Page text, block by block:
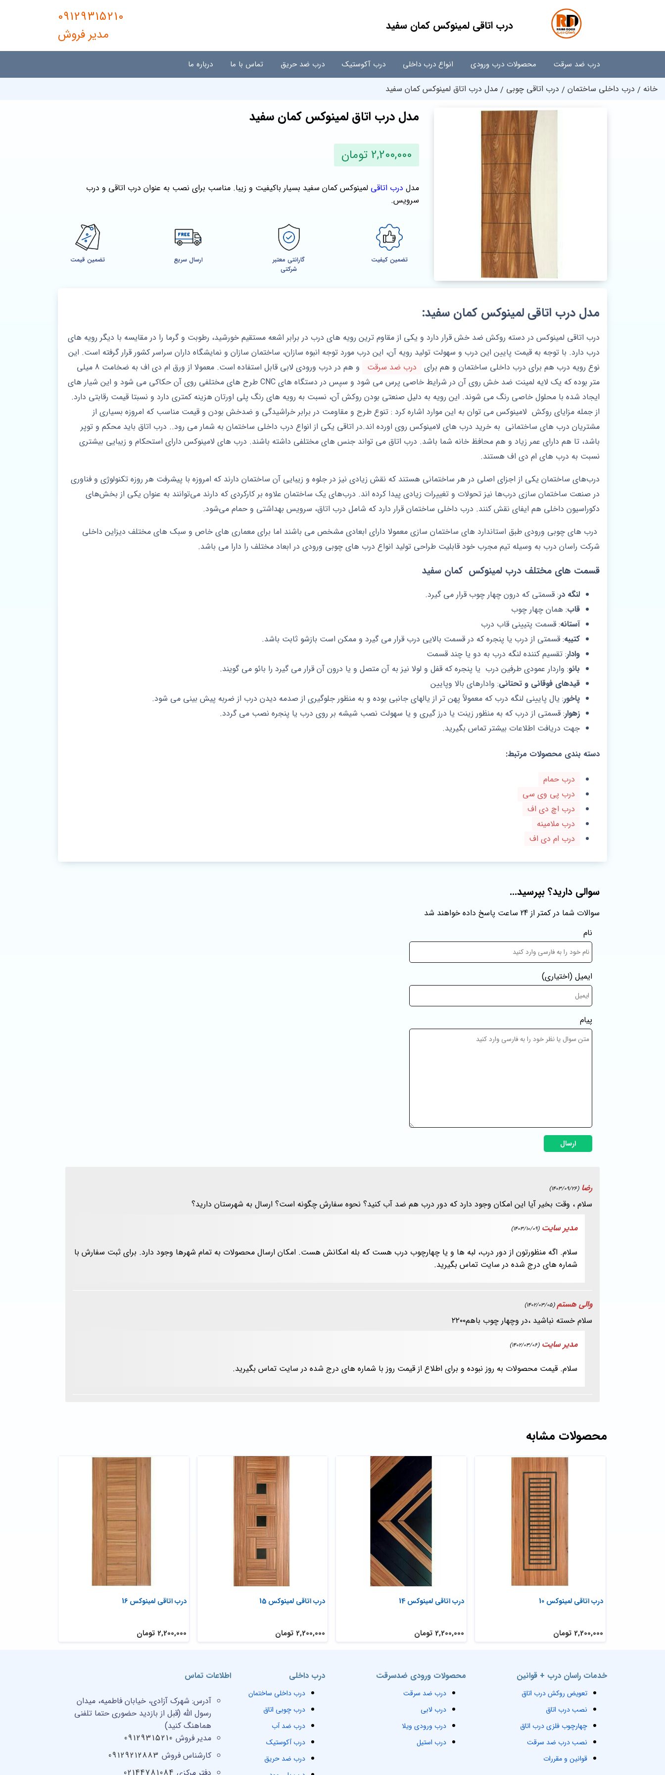
درب اتاقی لمینوکس کمان سفید
09129315210
مدیر فروش
درب ضد سرقت محصولات درب ورودی انواع درب داخلی درب آکوستیک درب ضد حریق تماس با ما درباره ما
خانه درب داخلی ساختمان درب اتاقی چوبی مدل درب اتاق لمینوکس کمان سفید
مدل درب اتاق لمینوکس کمان سفید
2,200,000 تومان
مدل درب اتاقی لمینوکس کمان سفید بسیار باکیفیت و زیبا. مناسب برای نصب به عنوان درب اتاقی و درب
سرویس.
تضمین کیفیت
گارانتی معتبر
شرکتی
ارسال سریع تضمین قیمت
مدل درب اتاقی لمینوکس کمان سفید:
درب اتاقی لمینوکس در دسته روکش ضد خش قرار دارد و یکی از مقاوم ترین رویه های درب در برابر اشعه مستقیم خورشید، رطوبت و گرما را در مقایسه با دیگر رویه های
درب دارد. با توجه به قیمت پایین این درب و سهولت تولید رویه آن، این درب مورد توجه انبوه سازان، ساختمان سازان و نمایشگاه داران سراسر کشور قرار گرفته است. این
نوع رویه درب هم برای درب داخلی ساختمان و هم برای
درب ضد سرقت
و هم در درب ورودی لابی قابل استفاده است. معمولا از ورق ام دی اف به ضخامت 8 میلی
متر بوده که یک لایه لمینت ضد خش روی آن در شرایط خاصی پرس می شود و سپس در دستگاه های CNC طرح های مختلفی روی آن حکاکی می شود و این شیار های
ایجاد شده با محلول خاصی رنگ می شوند. این رویه به دلیل صنعتی بودن روکش آن، نسبت به رویه های رنگ پلی اورتان هزینه کمتری دارد و نسبتا قیمت رقابتی دارد.
از جمله مزایای روکش لامینوکس می توان به این موارد اشاره کرد : تنوع طرح و مقاومت در برابر خراشیدگی و ضدخش بودن و قیمت مناسب که امروزه بسیاری از
مشتریان درب های ساختمانی به خرید درب های لامینوکس روی اورده اند.در اتاقی یکی از انواع درب داخلی ساختمان به شمار می رود.. درب اتاق باید محکم و توپر
باشد، تا هم دارای عمر زیاد و هم محافظ خانه شما باشد. درب اتاق می تواند جنس های مختلفی داشته باشند. درب های لامینوکس دارای استحکام و زیبایی بیشتری
نسبت به درب های ام دی اف هستند.
درب‌های ساختمان یکی از اجزای اصلی در هر ساختمانی هستند که نقش زیادی نیز در جلوه و زیبایی آن ساختمان دارند که امروزه با پیشرفت هر روزه تکنولوژی و فناوری
در صنعت ساختمان سازی درب‌ها نیز تحولات و تغییرات زیادی پیدا کرده اند. درب‌های یک ساختمان علاوه بر کارکردی که دارند می‌توانند به عنوان یکی از بخش‌های
دکوراسیون داخلی هم ایفای نقش کنند. درب داخلی ساختمان قرار دارد که شامل درب اتاق، سرویس بهداشتی و حمام می‌شود.
درب های چوبی ورودی طبق استاندارد های ساختمان سازی معمولا دارای ابعادی مشخص می باشند اما برای معماری های خاص و سبک های مختلف دیزاین داخلی
شرکت راسان درب به وسیله تیم مجرب خود قابلیت طراحی تولید انواع درب های چوبی ورودی در ابعاد مختلف را دارا می باشد.
قسمت های مختلف درب لمینوکس کمان سفید
لنگه در: قسمتی که درون چهار چوب قرار می گیرد.
قاب: همان چهار چوب
آستانه: قسمت پتیینی قاب درب
کتیبه: قسمتی از درب یا پنجره که در قسمت بالایی درب قرار می گیرد و ممکن است بازشو ثابت باشد.
وادار: تقسیم کننده لنگه درب به دو یا چند قسمت
بائو: واردار عمودی طرفین درب یا پنجره که قفل و لولا نیز به آن متصل و یا درون آن قرار می گیرد را بائو می گویند.
قیدهای فوقانی و تحتانی: وادارهای بالا وپایین
پاخور: یال پایینی لنگه درب که معمولاً پهن تر از یالهای جانبی بوده و به منظور جلوگیری از صدمه دیدن درب از ضربه پیش بینی می شود.
زهوار: قسمتی از درب که به منظور زینت یا درز گیری و یا سهولت نصب شیشه بر روی درب یا پنجره نصب می گردد.
جهت دریافت اطلاعات بیشتر تماس بگیرید.
دسته بندی محصولات مرتبط:
درب حمام
درب پی وی سی
درب اچ دی اف
درب ملامینه
درب ام دی اف
سوالی دارید؟ بپرسید...
سوالات شما در کمتر از 24 ساعت پاسخ داده خواهند شد
نام
ایمیل (اختیاری)
پیام
ارسال
رضا (1403/09/26)
سلام ، وقت بخیر آیا این امکان وجود دارد که دور درب هم ضد آب کنید؟ نحوه سفارش چگونه است؟ ارسال به شهرستان دارید؟
مدیر سایت (1403/10/09)
سلام. اگه منظورتون از دور درب، لبه ها و یا چهارچوب درب هست که بله امکانش هست. امکان ارسال محصولات به تمام شهرها وجود دارد. برای ثبت سفارش با
شماره های درج شده در سایت تماس بگیرید.
والی هستم (1402/03/05)
سلام خسته نباشید ،در وچهار چوب باهم۲۲۰۰
مدیر سایت (1402/03/06)
سلام. قیمت محصولات به روز نبوده و برای اطلاع از قیمت روز با شماره های درج شده در سایت تماس بگیرید.
محصولات مشابه
درب اتاقی لمینوکس 16
2,200,000 تومان
درب اتاقی لمینوکس 15
2,200,000 تومان
درب اتاقی لمینوکس 14
2,200,000 تومان
درب اتاقی لمینوکس 10
2,200,000 تومان
خدمات راسان درب + قوانین
تعویض روکش درب اتاق
نصب درب اتاق
چهارچوب فلزی درب اتاق
نصب درب ضد سرقت
قوانین و مقررات
محصولات ورودی ضدسرقت
درب ضد سرقت
درب لابی
درب ورودی ویلا
درب استیل
درب داخلی
درب داخلی ساختمان
درب چوبی اتاق
درب ضد آب
درب آکوستیک
درب ضد حریق
اطلاعات تماس
آدرس: شهرک آزادی، خیابان فاطمیه، میدان
رسول الله (قبل از بازدید حضوری حتما تلفنی
هماهنگ کنید)
مدیر فروش 09129315210
کارشناس فروش 09129212883